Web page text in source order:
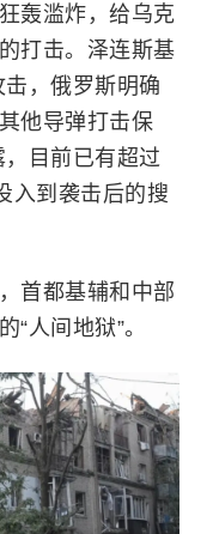
轰滥炸，给乌克
打击。泽连斯基
，俄罗斯明确
他导弹打击保
目前已有超过
入到袭击后的搜
首都基辅和中部
人间地狱”。